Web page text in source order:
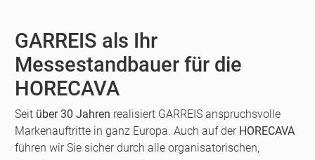
GARREIS als Ihr
Messestandbauer für die
HORECAVA
Seit über 30 Jahren realisiert GARREIS anspruchsvolle
Markenauftritte in ganz Europa. Auch auf der HORECAVA
führen wir Sie sicher durch alle organisatorischen,